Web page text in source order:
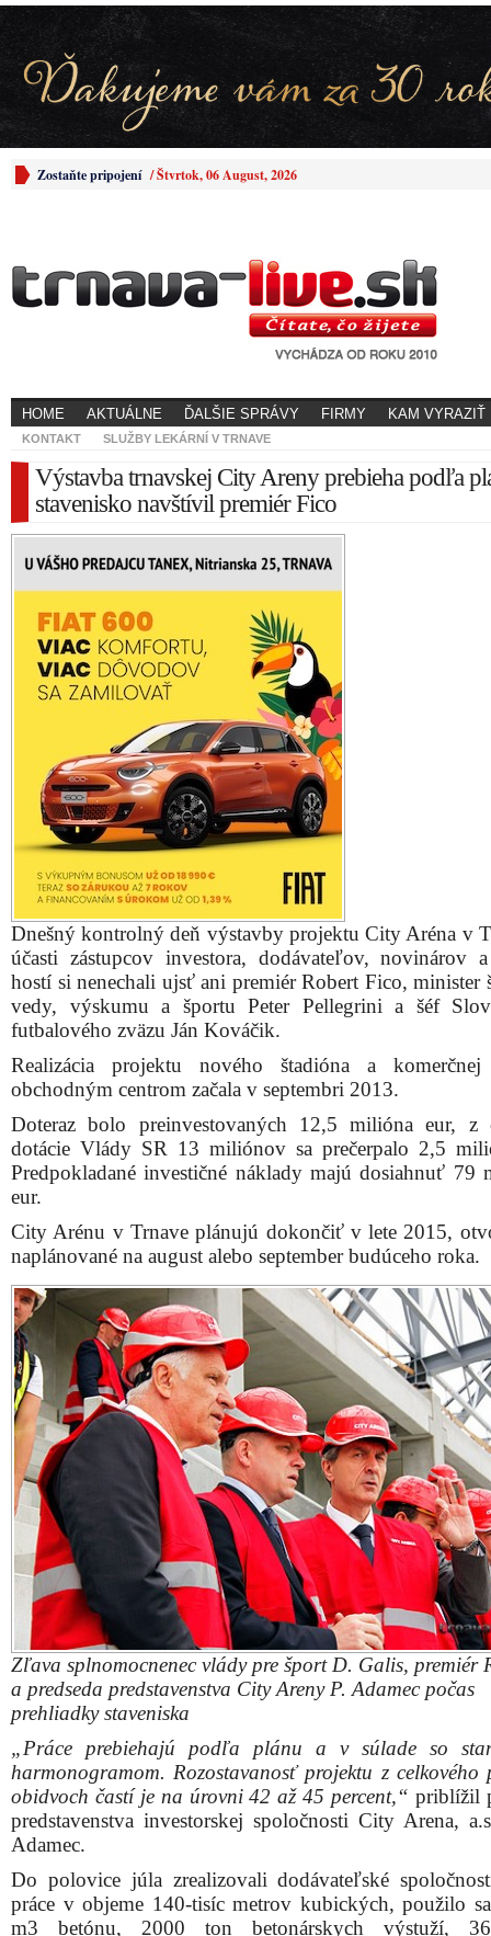
Zostaňte pripojení /Štvrtok, 06 August, 2026
HOME AKTUÁLNE ĎALŠIE SPRÁVY FIRMY KAM VYRAZIŤ
KONTAKT SLUŽBY LEKÁRNÍ V TRNAVE
Výstavba trnavskej City Areny prebieha podľa
stavenisko navštívil premiér Fico
Dnešný kontrolný deň výstavby projektu City Aréna v
účasti zástupcov investora, dodávateľov, novinárov
hostí si nenechali ujsť ani premiér Robert Fico, minister
vedy, výskumu a športu Peter Pellegrini a šéf
futbalového zväzu Ján Kováčik.
Realizácia projektu nového štadióna a
obchodným centrom začala v septembri 2013.
Doteraz bolo preinvestovaných 12,5 milióna eur, z
dotácie Vlády SR 13 miliónov sa prečerpalo 2,5
Predpokladané investičné náklady majú dosiahnuť 79
eur.
City Arénu v Trnave plánujú dokončiť v lete 2015,
naplánované na august alebo september budúceho roka.
Zľava splnomocnenec vlády pre šport D. Galis, premiér
a predseda predstavenstva City Areny P. Adamec počas
prehliadky staveniska
„Práce prebiehajú podľa plánu a v súlade so
harmonogramom. Rozostavanosť projektu z celkového
obidvoch častí je na úrovni 42 až 45 percent,“priblížil
predstavenstva investorskej spoločnosti City Arena,
Adamec.
Do polovice júla zrealizovali dodávateľské
práce v objeme 140-tisíc metrov kubických, použilo
m3 betónu, 2000 ton betonárskych výstuží,
prefabrikátových konštrukcií a 100 ton oceľových
Na prvý priateľský zápas by nastúpiť proti domácemu
mužstvo Lazio Rím. V septembri 2015 plánujú
trnavskej City Aréne – Štadióne Antona
kapacitou 19 000 sedadiel prvý medzištátny
reprezentáciami Slovenska a Ukrajiny.